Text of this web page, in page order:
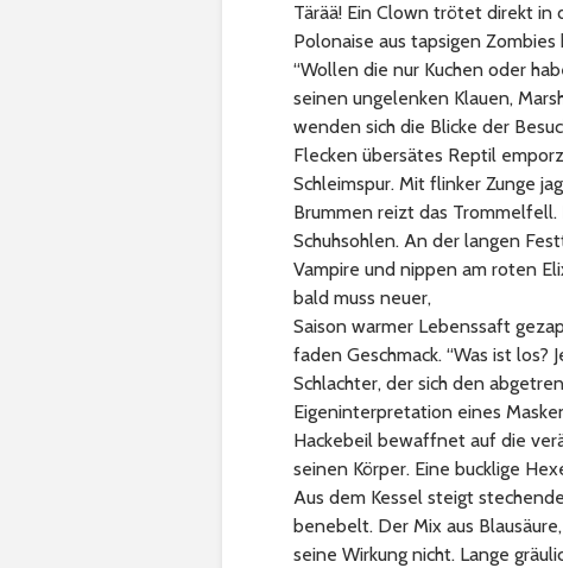
Tärää! Ein Clown trötet direkt in
Polonaise aus tapsigen
“Wollen die nur Kuchen oder
seinen ungelenken Klauen,
wenden sich die Blicke der
Flecken übersätes Reptil
Schleimspur. Mit flinker Zunge
Brummen reizt das
Schuhsohlen. An der langen
Vampire und nippen am roten
bald muss neuer,
Saison warmer Lebenssaft
faden Geschmack. “Was ist
Schlachter, der sich den
Eigeninterpretation eines
Hackebeil bewaffnet auf die
seinen Körper. Eine bucklige
Aus dem Kessel steigt
benebelt. Der Mix aus
seine Wirkung nicht. Lange